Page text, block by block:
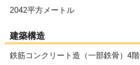
2042平方メートル
建築構造
鉄筋コンクリート造（一部鉄骨）4階